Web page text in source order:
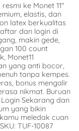
Spiderman
Star Wars
The Princess
Tinkerbell
Tangled
Winnie the Pooh
Pokemon
Power Rangers
Rainbow
Sesame Street
Shopkins
Spies in Space
Tropical
Under the Sea
Western
Woodland
ke Monet 11″
elastis, dan
latex berkualitas
dan login di
makin gede,
100 count
Monet11
yang anti bocor,
tanpa kempes.
bonus mengalir
nikmat. Buruan
Sekarang dan
yang bikin
meledak cuan
TUF-10087